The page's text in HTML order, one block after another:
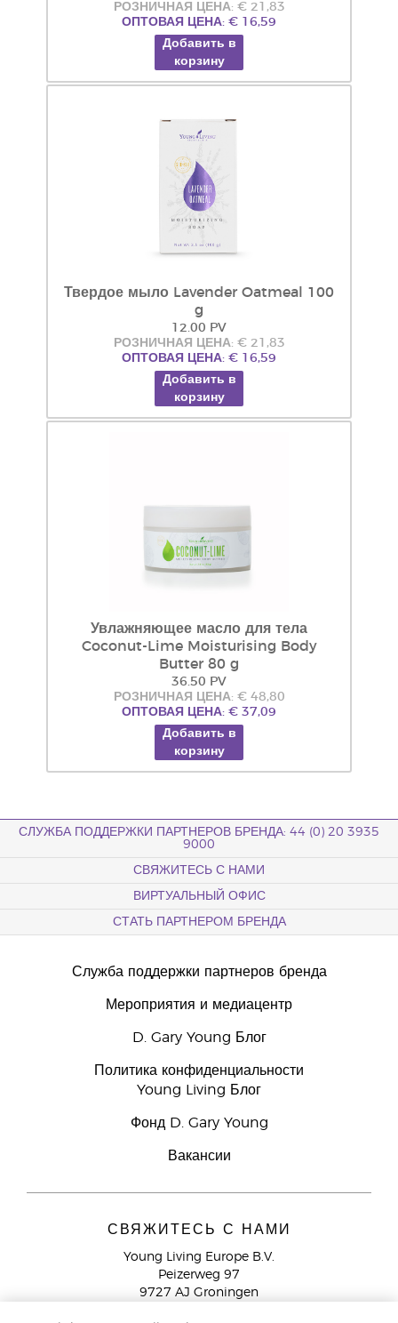
РОЗНИЧНАЯ ЦЕНА: € 21,83
ОПТОВАЯ ЦЕНА: € 16,59
Добавить в
корзину
Твердое мыло Lavender Oatmeal 100
g
12.00 PV
РОЗНИЧНАЯ ЦЕНА: € 21,83
ОПТОВАЯ ЦЕНА: € 16,59
Добавить в
корзину
Увлажняющее масло для тела
Coconut-Lime Moisturising Body
Butter 80 g
36.50 PV
РОЗНИЧНАЯ ЦЕНА: € 48,80
ОПТОВАЯ ЦЕНА: € 37,09
Добавить в
корзину
СЛУЖБА ПОДДЕРЖКИ ПАРТНЕРОВ БРЕНДА: 44 (0) 20 3935
9000
СВЯЖИТЕСЬ С НАМИ
ВИРТУАЛЬНЫЙ ОФИС
СТАТЬ ПАРТНЕРОМ БРЕНДА
Служба поддержки партнеров бренда
Мероприятия и медиацентр
D. Gary Young Блог
Политика конфиденциальности
Young Living Блог
Фонд D. Gary Young
Вакансии
СВЯЖИТЕСЬ С НАМИ
Young Living Europe B.V.
Peizerweg 97
9727 AJ Groningen